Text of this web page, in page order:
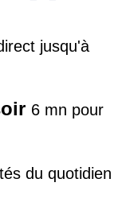
jusqu'à
6 mn pour
du quotidien